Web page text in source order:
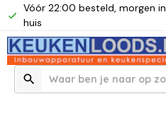
Vóór 22:00 besteld, morgen in
huis